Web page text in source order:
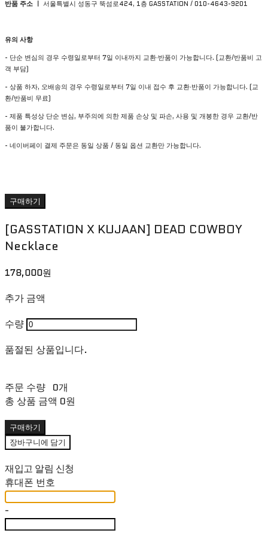
반품 주소 ㅣ 서울특별시 성동구 뚝섬로424, 1층 GASSTATION / 010-4643-9201
유의 사항
- 단순 변심의 경우 수령일로부터 7일 이내까지 교환∙반품이 가능합니다. (교환/반품비 고
객 부담)
- 상품 하자, 오배송의 경우 수령일로부터 7일 이내 접수 후 교환∙반품이 가능합니다. (교
환/반품비 무료)
- 제품 특성상 단순 변심, 부주의에 의한 제품 손상 및 파손, 사용 및 개봉한 경우 교환/반
품이 불가합니다.
- 네이버페이 결제 주문은 동일 상품 / 동일 옵션 교환만 가능합니다.
구매하기
[GASSTATION X KUJAAN] DEAD COWBOY
Necklace
178,000원
추가 금액
수량
품절된 상품입니다.
주문 수량 0개
총 상품 금액 0원
구매하기
장바구니에 담기
재입고 알림 신청
휴대폰 번호
-